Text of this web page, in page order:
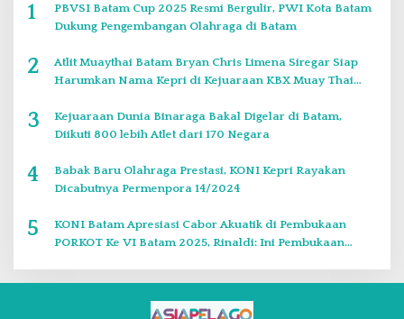
1
PBVSI Batam Cup 2025 Resmi Bergulir, PWI Kota Batam
Dukung Pengembangan Olahraga di Batam
2
Atlit Muaythai Batam Bryan Chris Limena Siregar Siap
Harumkan Nama Kepri di Kejuaraan KBX Muay Thai
3
Kejuaraan Dunia Binaraga Bakal Digelar di Batam,
Diikuti 800 lebih Atlet dari 170 Negara
4
Babak Baru Olahraga Prestasi, KONI Kepri Rayakan
Dicabutnya Permenpora 14/2024
5
KONI Batam Apresiasi Cabor Akuatik di Pembukaan
PORKOT Ke VI Batam 2025, Rinaldi: Ini Pembukaan